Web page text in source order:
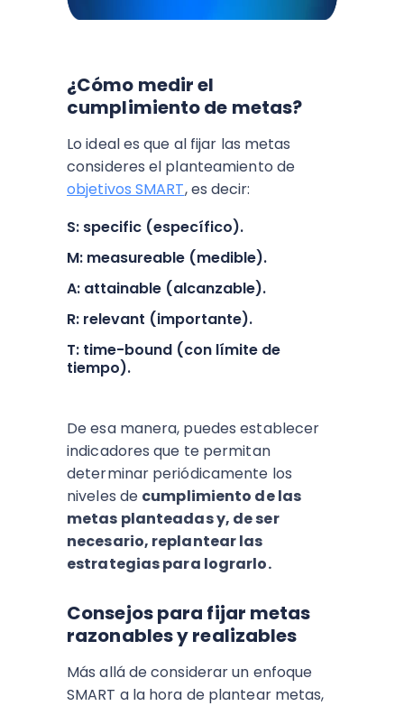
¿Cómo medir el
cumplimiento de metas?
Lo ideal es que al fijar las metas
consideres el planteamiento de
objetivos SMART, es decir:
S: specific (específico).
M: measureable (medible).
A: attainable (alcanzable).
R: relevant (importante).
T: time-bound (con límite de
tiempo).
De esa manera, puedes establecer
indicadores que te permitan
determinar periódicamente los
niveles de cumplimiento de las
metas planteadas y, de ser
necesario, replantear las
estrategias para lograrlo.
Consejos para fijar metas
razonables y realizables
Más allá de considerar un enfoque
SMART a la hora de plantear metas,